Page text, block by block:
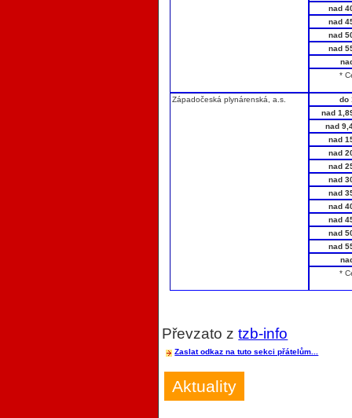
nad
nad
nad
nad
*
Západočeská plynárenská, a.s.
do
nad
nad
nad
nad
nad
nad
nad
nad
nad
nad
nad
*
Převzato ztzb-info
Zaslat odkaz na tuto sekci přátelům...
Aktuality